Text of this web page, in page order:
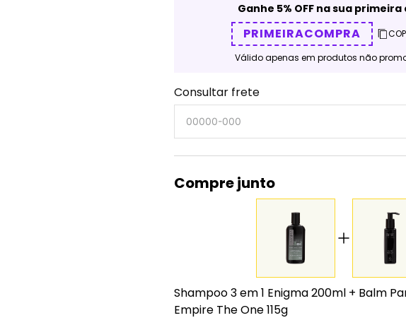
Ganhe 5% OFF na sua
PRIMEIRACOMPRA
Válido apenas em produtos não
Consultar frete
Compre junto
Shampoo 3 em 1 Enigma 200ml + Balm
Empire The One 115g